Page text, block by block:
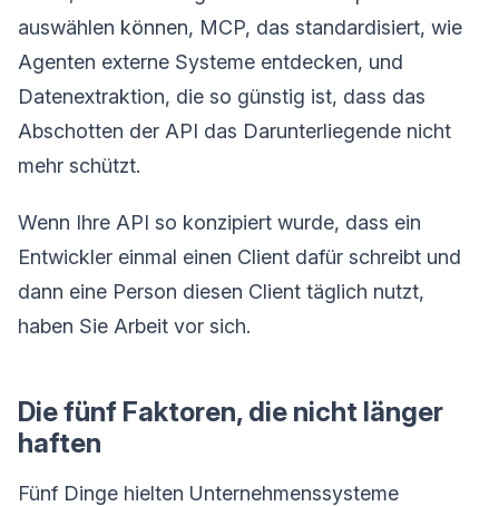
auswählen können, MCP, das standardisiert, wie
Agenten externe Systeme entdecken, und
Datenextraktion, die so günstig ist, dass das
Abschotten der API das Darunterliegende nicht
mehr schützt.
Wenn Ihre API so konzipiert wurde, dass ein
Entwickler einmal einen Client dafür schreibt und
dann eine Person diesen Client täglich nutzt,
haben Sie Arbeit vor sich.
Die fünf Faktoren, die nicht länger
haften
Fünf Dinge hielten Unternehmenssysteme